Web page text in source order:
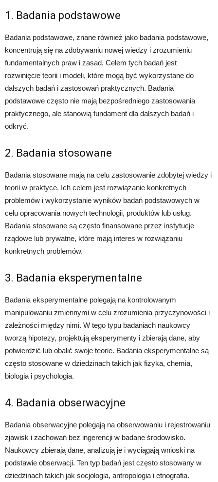
1. Badania podstawowe
Badania podstawowe, znane również jako badania podstawowe,
koncentrują się na zdobywaniu nowej wiedzy i zrozumieniu
fundamentalnych praw i zasad. Celem tych badań jest
rozwinięcie teorii i modeli, które mogą być wykorzystane do
dalszych badań i zastosowań praktycznych. Badania
podstawowe często nie mają bezpośredniego zastosowania
praktycznego, ale stanowią fundament dla dalszych badań i
odkryć.
2. Badania stosowane
Badania stosowane mają na celu zastosowanie zdobytej wiedzy i
teorii w praktyce. Ich celem jest rozwiązanie konkretnych
problemów i wykorzystanie wyników badań podstawowych w
celu opracowania nowych technologii, produktów lub usług.
Badania stosowane są często finansowane przez instytucje
rządowe lub prywatne, które mają interes w rozwiązaniu
konkretnych problemów.
3. Badania eksperymentalne
Badania eksperymentalne polegają na kontrolowanym
manipulowaniu zmiennymi w celu zrozumienia przyczynowości i
zależności między nimi. W tego typu badaniach naukowcy
tworzą hipotezy, projektują eksperymenty i zbierają dane, aby
potwierdzić lub obalić swoje teorie. Badania eksperymentalne są
często stosowane w dziedzinach takich jak fizyka, chemia,
biologia i psychologia.
4. Badania obserwacyjne
Badania obserwacyjne polegają na obserwowaniu i rejestrowaniu
zjawisk i zachowań bez ingerencji w badane środowisko.
Naukowcy zbierają dane, analizują je i wyciągają wnioski na
podstawie obserwacji. Ten typ badań jest często stosowany w
dziedzinach takich jak socjologia, antropologia i etnografia.